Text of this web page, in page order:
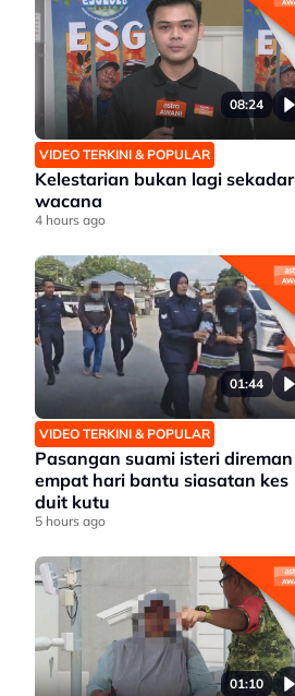
08:24
VIDEO TERKINI & POPULAR
Kelestarian bukan lagi sekadar
wacana
4 hours ago
01:44
VIDEO TERKINI & POPULAR
Pasangan suami isteri direman
empat hari bantu siasatan kes
duit kutu
5 hours ago
01:10